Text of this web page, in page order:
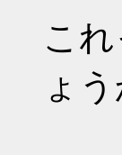
こ
ょ